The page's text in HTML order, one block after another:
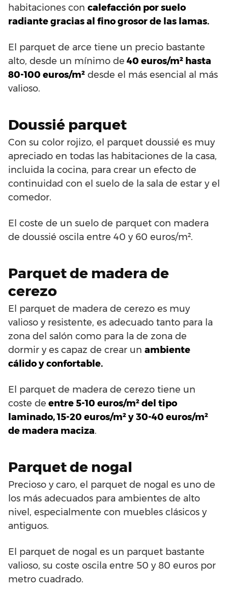
habitaciones con calefacción por suelo
radiante gracias al fino grosor de las lamas.
El parquet de arce tiene un precio bastante
alto, desde un mínimo de 40 euros/m² hasta
80-100 euros/m² desde el más esencial al más
valioso.
Doussié parquet
Con su color rojizo, el parquet doussié es muy
apreciado en todas las habitaciones de la casa,
incluida la cocina, para crear un efecto de
continuidad con el suelo de la sala de estar y el
comedor.
El coste de un suelo de parquet con madera
de doussié oscila entre 40 y 60 euros/m².
Parquet de madera de
cerezo
El parquet de madera de cerezo es muy
valioso y resistente, es adecuado tanto para la
zona del salón como para la de zona de
dormir y es capaz de crear un ambiente
cálido y confortable.
El parquet de madera de cerezo tiene un
coste de entre 5-10 euros/m² del tipo
laminado, 15-20 euros/m² y 30-40 euros/m²
de madera maciza.
Parquet de nogal
Precioso y caro, el parquet de nogal es uno de
los más adecuados para ambientes de alto
nivel, especialmente con muebles clásicos y
antiguos.
El parquet de nogal es un parquet bastante
valioso, su coste oscila entre 50 y 80 euros por
metro cuadrado.